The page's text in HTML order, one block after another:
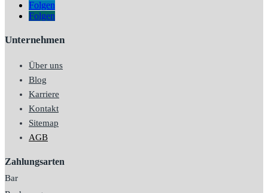
Folgen
Folgen
Unternehmen
Über uns
Blog
Karriere
Kontakt
Sitemap
AGB
Zahlungsarten
Bar